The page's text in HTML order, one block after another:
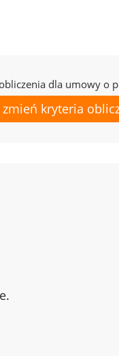
dla umowy o
zmień kryteria